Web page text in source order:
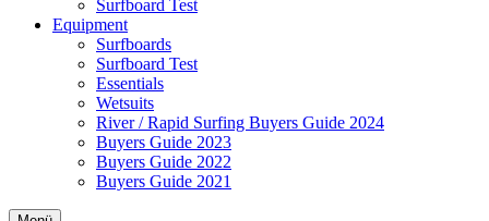
Surfboard Test
Equipment
Surfboards
Surfboard Test
Essentials
Wetsuits
River / Rapid Surfing Buyers Guide 2024
Buyers Guide 2023
Buyers Guide 2022
Buyers Guide 2021